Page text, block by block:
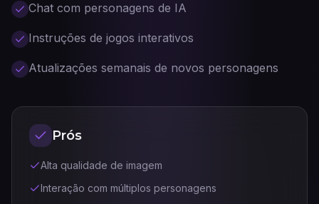
Chat com personagens de IA
Instruções de jogos interativos
Atualizações semanais de novos personagens
Prós
Alta qualidade de imagem
Interação com múltiplos personagens